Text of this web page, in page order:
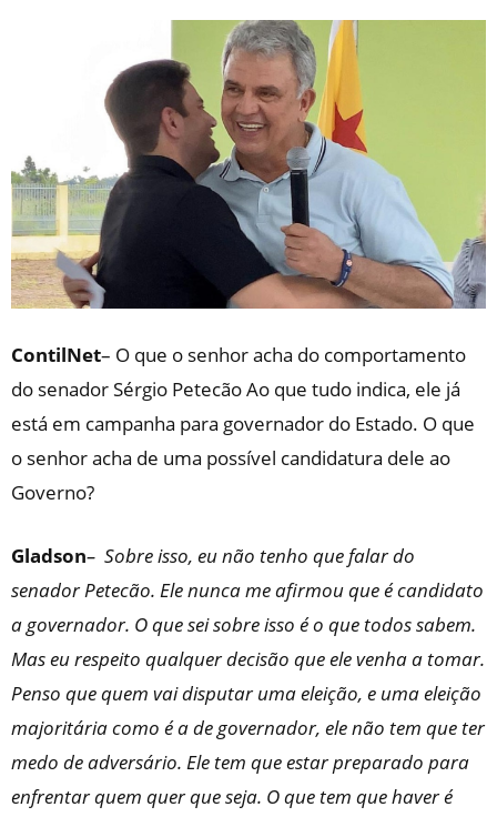
ContilNet– O que o senhor acha do comportamento
do senador Sérgio Petecão Ao que tudo indica, ele já
está em campanha para governador do Estado. O que
o senhor acha de uma possível candidatura dele ao
Governo?
Gladson– Sobre isso, eu não tenho que falar do
senador Petecão. Ele nunca me afirmou que é candidato
a governador. O que sei sobre isso é o que todos sabem.
Mas eu respeito qualquer decisão que ele venha a tomar.
Penso que quem vai disputar uma eleição, e uma eleição
majoritária como é a de governador, ele não tem que ter
medo de adversário. Ele tem que estar preparado para
enfrentar quem quer que seja. O que tem que haver é